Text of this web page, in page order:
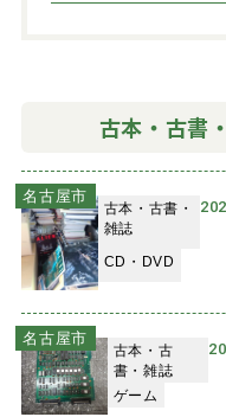
古本・古書
名古屋市
古本・古書・
雑誌
CD・DVD
名古屋市
古本・古
書・雑誌
ゲーム